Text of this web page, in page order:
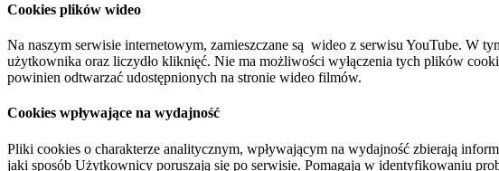
Cookies plików wideo
Na naszym serwisie internetowym, zamieszczane są wideo z serwisu YouTube. W
użytkownika oraz liczydło kliknięć. Nie ma możliwości wyłączenia tych plików
powinien odtwarzać udostępnionych na stronie wideo filmów.
Cookies wpływające na wydajność
Pliki cookies o charakterze analitycznym, wpływającym na wydajność zbierają
jaki sposób Użytkownicy poruszają się po serwisie. Pomagają w identyfikowaniu